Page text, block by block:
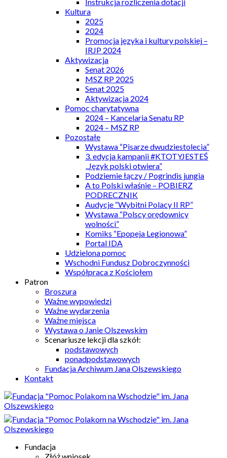
Kultura
2025
2024
Promocja języka i kultury polskiej –
IRJP 2024
Aktywizacja
Senat 2026
MSZ RP 2025
Senat 2025
Aktywizacja 2024
Pomoc charytatywna
2024 – Kancelaria Senatu RP
2024 – MSZ RP
Pozostałe
Wystawa “Pisarze dwudziestolecia”
3. edycja kampanii #KTOTYJESTEŚ
„Język polski otwiera”
Podziemie łączy / Pogrindis jungia
A to Polski właśnie – POBIERZ
PODRECZNIK
Audycje “Wybitni Polacy II RP”
Wystawa “Polscy orędownicy
wolności”
Komiks “Epopeja Legionowa”
Portal IDA
Udzielona pomoc
Wschodni Fundusz Dobroczynności
Współpraca z Kościołem
Patron
Broszura
Ważne wypowiedzi
Ważne wydarzenia
Ważne miejsca
Wystawa o Janie Olszewskim
Scenariusze lekcji dla szkół:
podstawowych
ponadpodstawowych
Fundacja Archiwum Jana Olszewskiego
Kontakt
Fundacja